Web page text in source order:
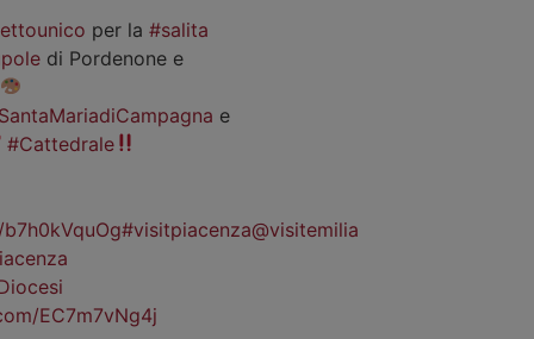
per la#salita
di Pordenone e
e
#Cattedrale
#visitpiacenza@visitemilia
EC7m7vNg4j